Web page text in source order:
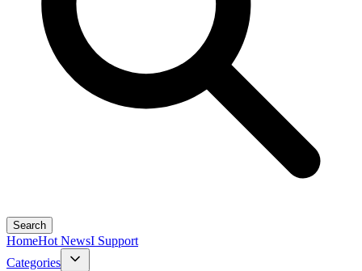
Search
HomeHot NewsI Support
Categories